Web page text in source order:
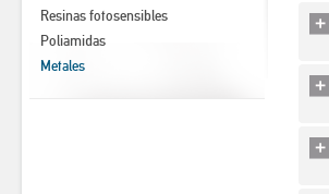
Resinas fotosensibles
Poliamidas
Metales